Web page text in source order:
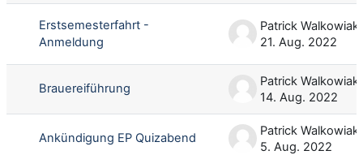
Erstsemesterfahrt -
Anmeldung
Patrick Walkowiak
21. Aug. 2022
Brauereiführung
Patrick Walkowiak
14. Aug. 2022
Ankündigung EP Quizabend
Patrick Walkowiak
5. Aug. 2022